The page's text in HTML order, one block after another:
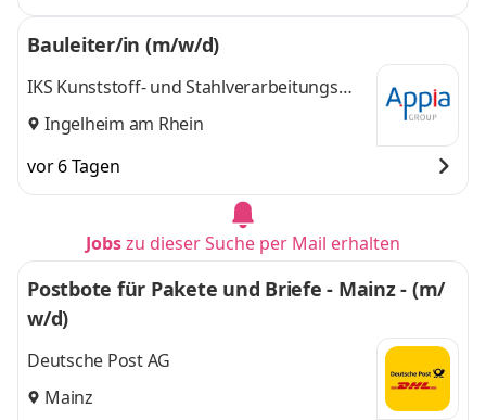
Bauleiter/in (m/w/d)
IKS Kunststoff- und Stahlverarbeitungs
GmbH
Ingelheim am Rhein
vor 6 Tagen
Jobszu dieser Suche per Mail erhalten
Postbote für Pakete und Briefe - Mainz - (m/
w/d)
Deutsche Post AG
Mainz